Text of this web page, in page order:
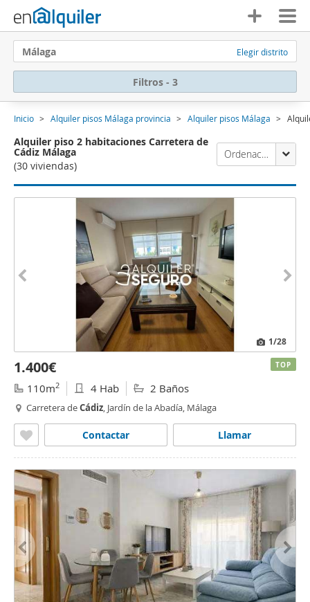
Málaga Elegir distrito
Filtros - 3
Inicio Alquiler pisos Málaga provincia Alquiler pisos Málaga
Alquiler piso 2 habitaciones Carretera de
Cádiz Málaga
(30 viviendas)
Ordenación Enalquiler
1/28
1.400€
110m2 4 Hab 2 Baños
Carretera deCádiz, Jardín de la Abadía, Málaga
Llamar
Contactar
TOP